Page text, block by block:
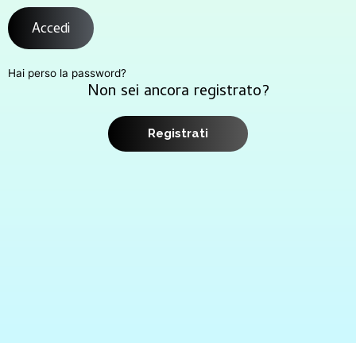
Accedi
Hai perso la password?
Non sei ancora registrato?
Registrati